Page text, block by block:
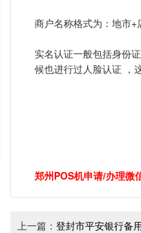
商户名称格式为：地市+
实名认证一般包括身份
候也进行过人脸认证 ，
郑州POS机申请/办理
上一篇： 登封市平安银行备